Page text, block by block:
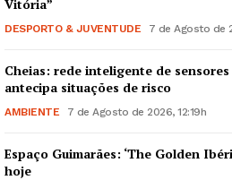
Vitória”
DESPORTO & JUVENTUDE 7 de Agosto de
Cheias: rede inteligente de
antecipa situações de risco
AMBIENTE 7 de Agosto de 2026, 12:19h
Espaço Guimarães: ‘The Golden
hoje